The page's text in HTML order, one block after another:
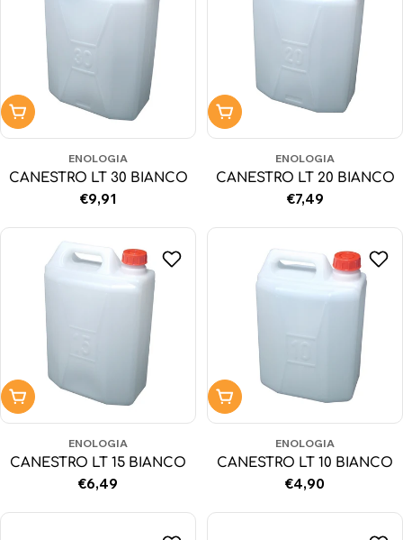
Aggiungi al carrello
ENOLOGIA
CANESTRO LT 30 BIANCO
Prezzo
€9,91
Aggiungi al carrello
ENOLOGIA
CANESTRO LT 20 BIANCO
Prezzo
€7,49
Aggiungi al carrello
ENOLOGIA
CANESTRO LT 15 BIANCO
Prezzo
€6,49
Aggiungi al carrello
ENOLOGIA
CANESTRO LT 10 BIANCO
Prezzo
€4,90